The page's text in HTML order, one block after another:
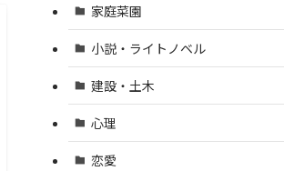
家庭菜園
小説・ライトノベル
建設・土木
心理
恋愛